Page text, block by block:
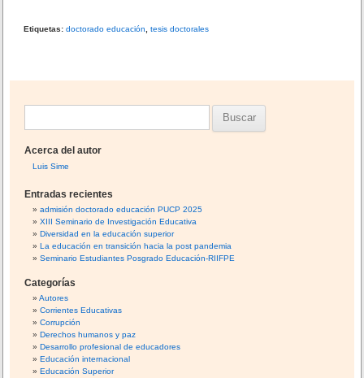
o
Etiquetas: doctorado educación tesis doctorales
Acerca del autor
Luis Sime
Entradas recientes
admisión doctorado educación PUCP 2025
XIII Seminario de Investigación Educativa
Diversidad en la educación superior
La educación en transición hacia la post pandemia
Seminario Estudiantes Posgrado Educación-RIIFPE
Categorías
Autores
Corrientes Educativas
Corrupción
Derechos humanos y paz
Desarrollo profesional de educadores
Educación internacional
Educación Superior